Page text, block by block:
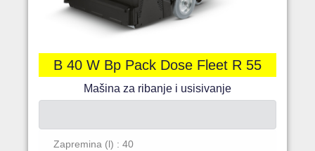
B 40 W Bp Pack Dose Fleet R 55
Mašina za ribanje i usisivanje
Zapremina (l) : 40